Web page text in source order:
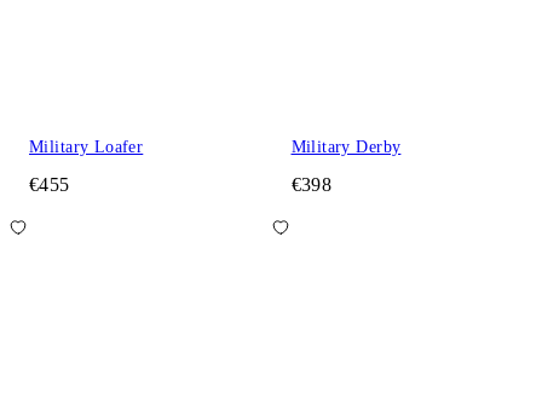
Military Loafer
€455
Military Derby
€398